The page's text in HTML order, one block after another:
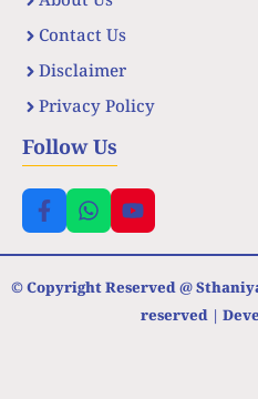
Contact Us
Disclaimer
Privacy Policy
Follow Us
© Copyright Reserved @
reserved |